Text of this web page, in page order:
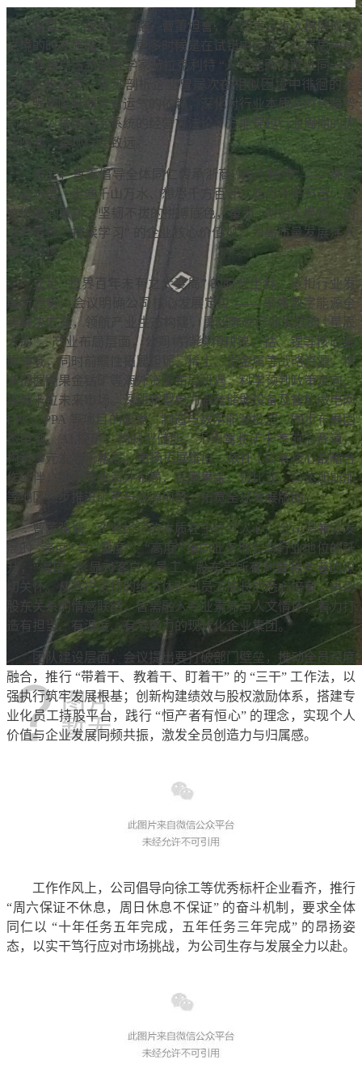
复盘二十载耕耘之路，曹董坦言，公司真正步入稳健成功
之境的时光屈指可数，更多时候是在试错中沉淀、在反思中精
进。他援引古希腊哲学家赫拉克利特 “人不能两次踏进同一条
河流” 的哲言，深刻剖析企业曾屡次在相似困境中徘徊的症
结，强调唯有摒弃对运气的依赖，深化对行业本质与时代趋势
的认知，锤炼科学系统的经营方法论，方能穿越行业周期的惊
涛骇浪，实现行稳致远。
会上，曹董倡导全体同仁传承浙商 “四千精神”—— 说尽
千言万语、走遍千山万水、想尽千方百计、吃尽千辛万苦，以
这份敢闯敢拼、坚韧不拔的拼搏底色，重塑 “创始人模式、创
业者情怀、持续学习” 的企业核心价值观，为高质量发展注入
精神内核。
立足 “世界百年未有之大变局” 的时代坐标，紧扣行业发
展新趋势，会议明确公司核心发展定位 —— 聚焦数字能源全
链解决方案，领航产业生态构建，勇毅奔赴产业发展的 “星辰
大海”。产业布局层面，公司将持续精耕镍、钴、锂等核心金
属领域，同时前瞻性拓展钽铌、稀土、贵金属等战略资源，精
准把握刚果金钴矿等海外资源布局机遇，科学预判政策走向，
提前卡位未来市场。深耕新型电力系统储能设备及智能微电网
EPC、PPA 等项目的研发、制造与数字能源投资，同步布局固
态电池、AI 探矿、构网型储能、无人驾驶矿卡等前沿赛道，
构筑多元发展新格局。市场拓展维度，依托 LG 等核心战略合
作伙伴，持续深化海外布局，在刚果金、赞比亚、马达加斯加
等地区稳步推进矿产与能源项目，拓宽全球发展版图。
曹董强调，企业经营的本质在于经营人心。公司需兼顾发
展的 “高度” 与 “温度”：“高度” 指向业务增长与行业地位的跃
升，“温度” 彰显对客户、员工、股东等所有利益相关者的深
切关怀。从客户接待的细节体贴到员工成长的悉心培育，再到
股东关系的情感联结，皆需融入专业素养与人文情怀，着力打
造有担当、有温度、有凝聚力的现代化企业集团。
团队建设层面，会议提出要打破部门壁垒，推动全员深度
融合，推行 “带着干、教着干、盯着干” 的 “三干” 工作法，以
强执行筑牢发展根基；创新构建绩效与股权激励体系，搭建专
业化员工持股平台，践行 “恒产者有恒心” 的理念，实现个人
价值与企业发展同频共振，激发全员创造力与归属感。
工作作风上，公司倡导向徐工等优秀标杆企业看齐，推行
“周六保证不休息，周日休息不保证” 的奋斗机制，要求全体
同仁以 “十年任务五年完成，五年任务三年完成” 的昂扬姿
态，以实干笃行应对市场挑战，为公司生存与发展全力以赴。